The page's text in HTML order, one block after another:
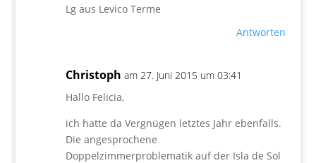
Lg aus Levico Terme
Antworten
Christoph am 27. Juni 2015 um 03:41
Hallo Felicia,
ich hatte da Vergnügen letztes Jahr ebenfalls.
Die angesprochene
Doppelzimmerproblematik auf der Isla de Sol